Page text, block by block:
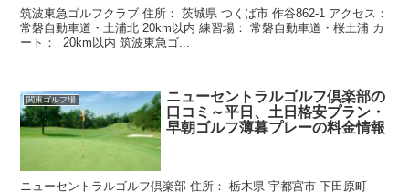
筑波東急ゴルフクラブ 住所： 茨城県 つくば市 作谷862-1 アクセス：
常磐自動車道・土浦北 20km以内 練習場： 常磐自動車道・桜土浦 カ
ート： 20km以内 筑波東急ゴ...
関東ゴルフ場
ニューセントラルゴルフ倶楽部の
口コミ～平日、土日格安プラン・
早朝ゴルフ薄暮プレーの料金情報
ニューセントラルゴルフ倶楽部 住所： 栃木県 宇都宮市 下田原町